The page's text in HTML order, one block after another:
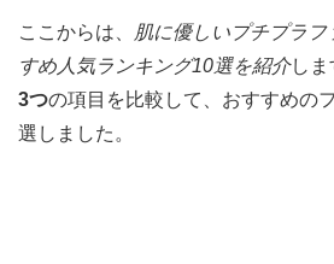
ここからは、
肌に優しいプチプラ
すめ人気ランキング10選を紹介しま
3つの項目を比較して、おすすめの
選しました。